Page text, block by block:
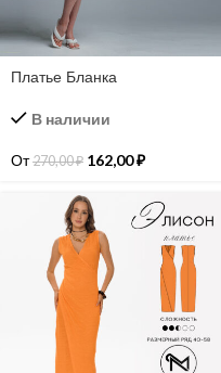
Платье Бланка
В наличии
От270,00₽ 162,00₽